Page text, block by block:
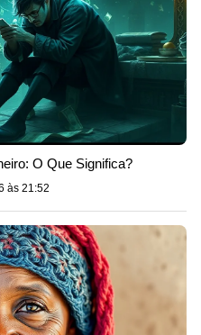
O Que Significa?
às 21:52